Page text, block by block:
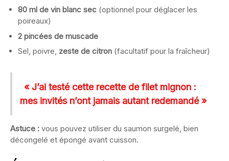
80 ml de vin blanc sec (optionnel pour déglacer les
poireaux)
2 pincées de muscade
Sel, poivre, zeste de citron (facultatif pour la fraîcheur)
« J’ai testé cette recette de filet mignon :
mes invités n’ont jamais autant redemandé »
Astuce : vous pouvez utiliser du saumon surgelé, bien
décongelé et épongé avant cuisson.